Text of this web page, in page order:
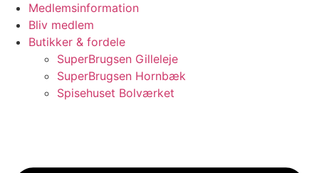
Medlemsinformation
Bliv medlem
Butikker & fordele
SuperBrugsen Gilleleje
SuperBrugsen Hornbæk
Spisehuset Bolværket